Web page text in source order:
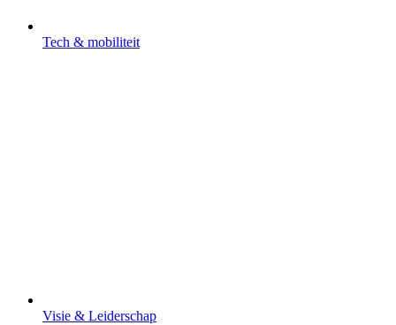
Tech & mobiliteit
Visie & Leiderschap